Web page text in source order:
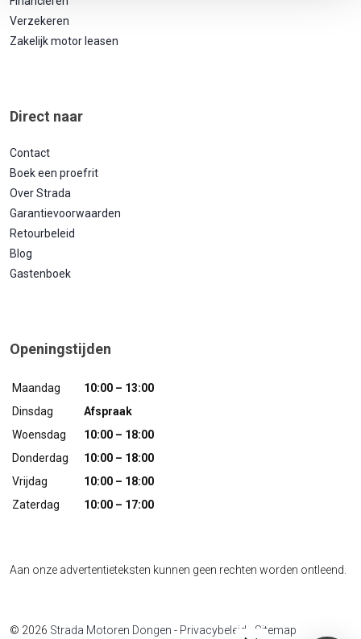
Verzekeren
Zakelijk motor leasen
Direct naar
Contact
Boek een proefrit
Over Strada
Garantievoorwaarden
Retourbeleid
Blog
Gastenboek
Openingstijden
Maandag
10:00 – 13:00
Dinsdag
Afspraak
Woensdag
10:00 – 18:00
Donderdag
10:00 – 18:00
Vrijdag
10:00 – 18:00
Zaterdag
10:00 – 17:00
Aan onze advertentieteksten kunnen geen rechten worden ontleend.
© 2026 Strada Motoren Dongen - Privacybeleid Sitemap